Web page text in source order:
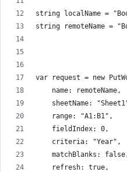
string localName =
string remoteName =
var request = new
    name: remoteName,
sheetName:
    range: "A1:B1",
    fieldIndex: 0,
    criteria: "Year",
matchBlanks:
    refresh: true,